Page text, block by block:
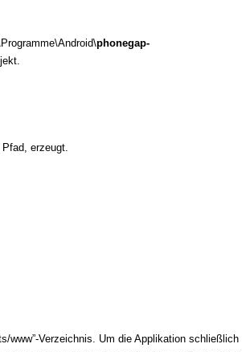
phonegap-
erzeugt.
www”-Verzeichnis. Um die Applikation schließlich